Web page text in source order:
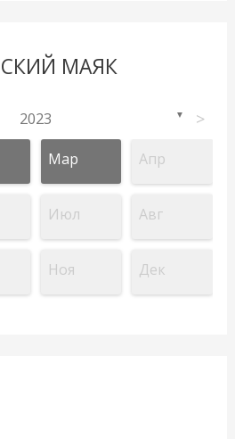
МАЯК
2023 ▼ >
Мар Апр
Июл Авг
Ноя Дек